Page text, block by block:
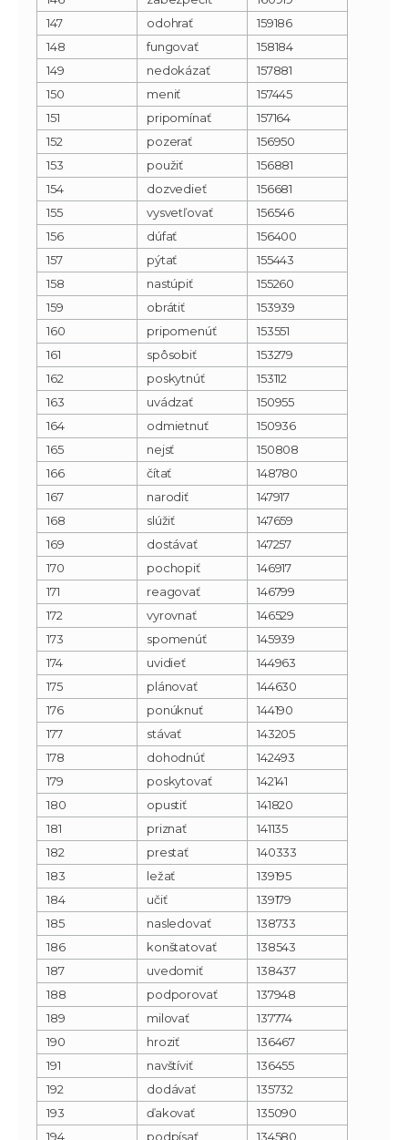
147
odohrať
159186
148
fungovať
158184
149
nedokázať
157881
150
meniť
157445
151
pripomínať
157164
152
pozerať
156950
153
použiť
156881
154
dozvedieť
156681
155
vysvetľovať
156546
156
dúfať
156400
157
pýtať
155443
158
nastúpiť
155260
159
obrátiť
153939
160
pripomenúť
153551
161
spôsobiť
153279
162
poskytnúť
153112
163
uvádzať
150955
164
odmietnuť
150936
165
nejsť
150808
166
čítať
148780
167
narodiť
147917
168
slúžiť
147659
169
dostávať
147257
170
pochopiť
146917
171
reagovať
146799
172
vyrovnať
146529
173
spomenúť
145939
174
uvidieť
144963
175
plánovať
144630
176
ponúknuť
144190
177
stávať
143205
178
dohodnúť
142493
179
poskytovať
142141
180
opustiť
141820
181
priznať
141135
182
prestať
140333
183
ležať
139195
184
učiť
139179
185
nasledovať
138733
186
konštatovať
138543
187
uvedomiť
138437
188
podporovať
137948
189
milovať
137774
190
hroziť
136467
191
navštíviť
136455
192
dodávať
135732
193
ďakovať
135090
194
podpísať 134580